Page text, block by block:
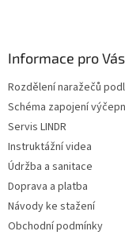
Informace pro Vás
Rozdělení naražečů
Schéma zapojení
Servis LINDR
Instruktážní videa
Údržba a sanitace
Doprava a platba
Návody ke stažení
Obchodní podmínky